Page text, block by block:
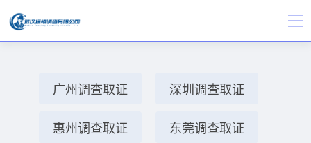
广州调查取证 深圳调查取证
惠州调查取证 东莞调查取证